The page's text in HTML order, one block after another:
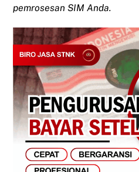
pemrosesan SIM Anda.